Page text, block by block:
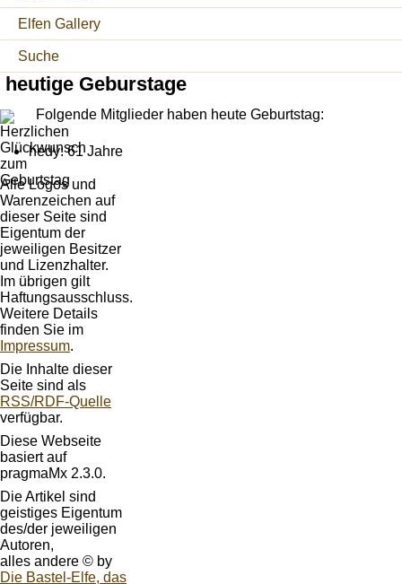
Elfen Gallery
Suche
heutige Geburstage
Folgende Mitglieder haben heute Geburtstag:
hedy: 61 Jahre
Alle Logos und
Warenzeichen auf
dieser Seite sind
Eigentum der
jeweiligen Besitzer
und Lizenzhalter.
Im übrigen gilt
Haftungsausschluss.
Weitere Details
finden Sie im
Impressum.
Die Inhalte dieser
Seite sind als
RSS/RDF-Quelle
verfügbar.
Diese Webseite
basiert auf
pragmaMx 2.3.0.
Die Artikel sind
geistiges Eigentum
des/der jeweiligen
Autoren,
alles andere © by
Die Bastel-Elfe, das